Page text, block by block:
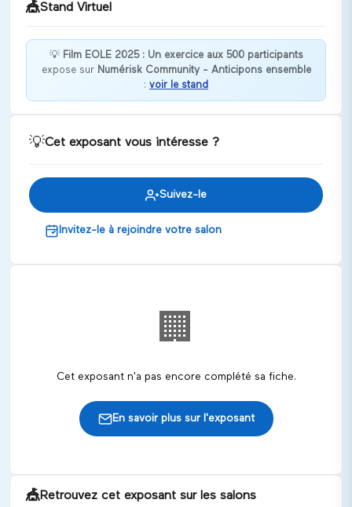
🎪Stand Virtuel
Bienvenue chez Film EOLE 2025 : Un exercice aux
💡 Film EOLE 2025 : Un exercice aux 500 participants
expose sur Numérisk Community - Anticipons ensemble
: voir le stand
💡Cet exposant vous intéresse ?
Suivez-le
Invitez-le à rejoindre votre salon
🏢
Cet exposant n'a pas encore complété sa fiche.
En savoir plus sur l'exposant
🎪Retrouvez cet exposant sur les salons